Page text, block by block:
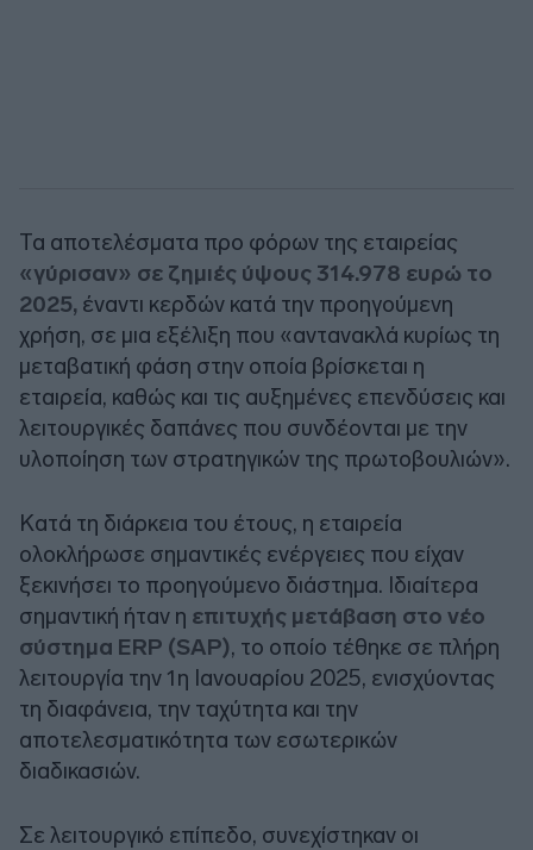
Τα αποτελέσματα προ φόρων της εταιρείας
«γύρισαν» σε ζημιές ύψους 314.978 ευρώ το
2025, έναντι κερδών κατά την προηγούμενη
χρήση, σε μια εξέλιξη που «αντανακλά κυρίως τη
μεταβατική φάση στην οποία βρίσκεται η
εταιρεία, καθώς και τις αυξημένες επενδύσεις και
λειτουργικές δαπάνες που συνδέονται με την
υλοποίηση των στρατηγικών της πρωτοβουλιών».
Κατά τη διάρκεια του έτους, η εταιρεία
ολοκλήρωσε σημαντικές ενέργειες που είχαν
ξεκινήσει το προηγούμενο διάστημα. Ιδιαίτερα
σημαντική ήταν η επιτυχής μετάβαση στο νέο
σύστημα ERP (SAP), το οποίο τέθηκε σε πλήρη
λειτουργία την 1η Ιανουαρίου 2025, ενισχύοντας
τη διαφάνεια, την ταχύτητα και την
αποτελεσματικότητα των εσωτερικών
διαδικασιών.
Σε λειτουργικό επίπεδο, συνεχίστηκαν οι